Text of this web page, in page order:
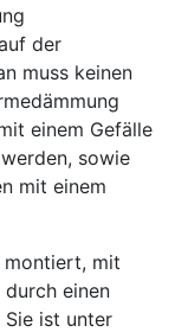
der
muss keinen
einem Gefälle
sowie
mit einem
montiert, mit
einen
ist unter